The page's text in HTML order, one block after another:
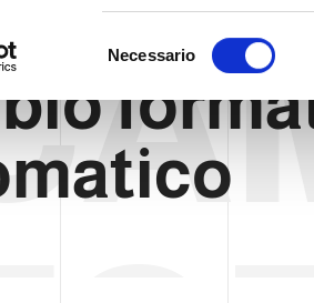
e
i
o
Necessario